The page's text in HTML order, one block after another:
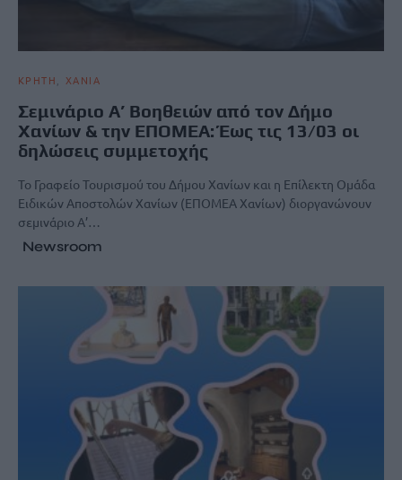
ΚΡΗΤΗ ΧΑΝΙΑ
Σεμινάριο Α’ Βοηθειών από τον Δήμο
Χανίων & την ΕΠΟΜΕΑ: Έως τις 13/03 οι
δηλώσεις συμμετοχής
Το Γραφείο Τουρισμού του Δήμου Χανίων και η Επίλεκτη Ομάδα
Ειδικών Αποστολών Χανίων (ΕΠΟΜΕΑ Χανίων) διοργανώνουν
σεμινάριο Α’…
Newsroom